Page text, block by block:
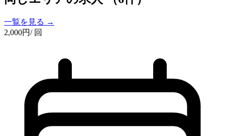
一覧を見る →
2,000円/ 回